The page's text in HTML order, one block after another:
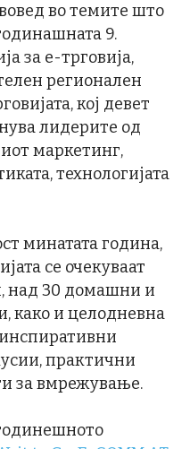
во темите што
9.
за е-трговија,
регионален
кој девет
лидерите од
маркетинг,
технологијата
минатата година,
се очекуваат
над 30 домашни и
како и целодневна
практични
за вмрежување.